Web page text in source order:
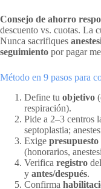
Consejo de ahorro
descuento vs. cuotas. La
Nunca sacrifiques
seguimiento por pagar
Método en 9 pasos para
Define tu objetivo
respiración).
Pide a 2–3 centros
septoplastia;
Exige
(honorarios,
Verifica registro
y antes/después.
Confirma